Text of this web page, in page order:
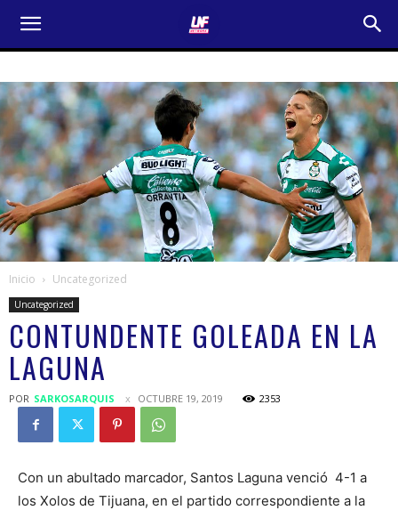
Inicio Uncategorized
Uncategorized
CONTUNDENTE GOLEADA EN LA
LAGUNA
POR SARKOSARQUIS OCTUBRE 19, 2019 2353
Con un abultado marcador, Santos Laguna venció 4-1 a
los Xolos de Tijuana, en el partido correspondiente a la